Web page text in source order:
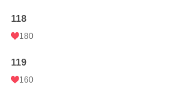
118
180
119
160